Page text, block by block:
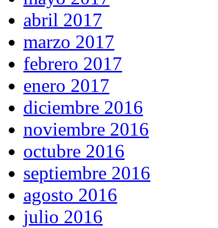
abril 2017
marzo 2017
febrero 2017
enero 2017
diciembre 2016
noviembre 2016
octubre 2016
septiembre 2016
agosto 2016
julio 2016